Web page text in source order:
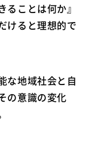
ことは何か』
けると理想的で
な地域社会と自
の意識の変化